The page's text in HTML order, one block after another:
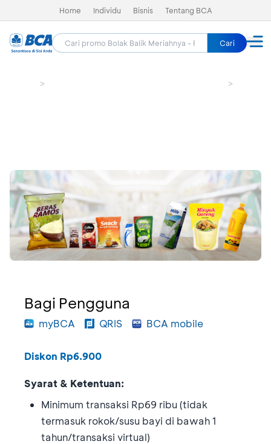
Home Individu Bisnis Tentang BCA
Cari
Bagi Pengguna
myBCA QRIS BCA mobile
Diskon Rp6.900
Syarat & Ketentuan:
Minimum transaksi Rp69 ribu (tidak
termasuk rokok/susu bayi di bawah 1
tahun/transaksi virtual)